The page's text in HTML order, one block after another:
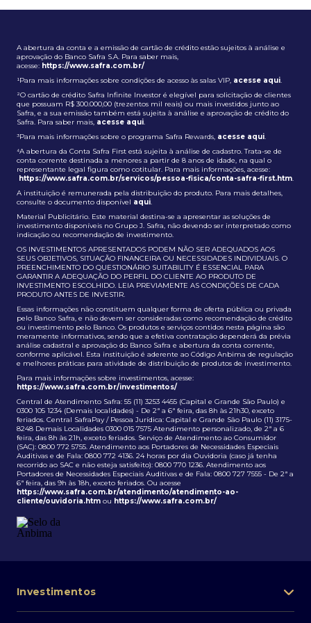
A abertura da conta e a emissão de cartão de crédito estão sujeitos à análise e
aprovação do Banco Safra S.A. Para saber mais,
acesse: https://www.safra.com.br/
¹Para mais informações sobre condições de acesso às salas VIP, acesse aqui.
²O cartão de crédito Safra Infinite Investor é elegível para solicitação de clientes
que possuam R$ 300.000,00 (trezentos mil reais) ou mais investidos junto ao
Safra, e a sua emissão também está sujeita à análise e aprovação de crédito do
Safra. Para saber mais, acesse aqui.
³Para mais informações sobre o programa Safra Rewards, acesse aqui.
⁴A abertura da Conta Safra First está sujeita à análise de cadastro. Trata-se de
conta corrente destinada a menores a partir de 8 anos de idade, na qual o
representante legal figura como cotitular. Para mais informações, acesse:
https://www.safra.com.br/servicos/pessoa-fisica/conta-safra-first.htm.
A instituição é remunerada pela distribuição do produto. Para mais detalhes,
consulte o documento disponível aqui.
Material Publicitário. Este material destina-se a apresentar as soluções de
investimento disponíveis no Grupo J. Safra, não devendo ser interpretado como
indicação ou recomendação de investimento.
OS INVESTIMENTOS APRESENTADOS PODEM NÃO SER ADEQUADOS AOS
SEUS OBJETIVOS, SITUAÇÃO FINANCEIRA OU NECESSIDADES INDIVIDUAIS. O
PREENCHIMENTO DO QUESTIONÁRIO SUITABILITY É ESSENCIAL PARA
GARANTIR A ADEQUAÇÃO DO PERFIL DO CLIENTE AO PRODUTO DE
INVESTIMENTO ESCOLHIDO. LEIA PREVIAMENTE AS CONDIÇÕES DE CADA
PRODUTO ANTES DE INVESTIR.
Essas informações não constituem qualquer forma de oferta pública ou privada
pelo Banco Safra, e não devem ser consideradas como recomendação de crédito
ou investimento pelo Banco. Os produtos e serviços contidos nesta página são
meramente informativos, sendo que a efetiva contratação dependerá da prévia
análise cadastral e aprovação do Banco Safra e abertura da conta corrente,
conforme aplicável. Esta instituição é aderente ao Código Anbima de regulação
e melhores práticas para atividade de distribuição de produtos de investimento.
Para mais informações sobre investimentos, acesse:
https://www.safra.com.br/investimentos/
Central de Atendimento Safra: 55 (11) 3253 4455 (Capital e Grande São Paulo) e
0300 105 1234 (Demais localidades) - De 2ª a 6ª feira, das 8h às 21h30, exceto
feriados. Central SafraPay / Pessoa Jurídica: Capital e Grande São Paulo (11) 3175-
8248 Demais Localidades 0300 015 7575 Atendimento personalizado, de 2ª a 6
feira, das 8h às 21h, exceto feriados. Serviço de Atendimento ao Consumidor
(SAC): 0800 772 5755. Atendimento aos Portadores de Necessidades Especiais
Auditivas e de Fala: 0800 772 4136. 24 horas por dia Ouvidoria (caso já tenha
recorrido ao SAC e não esteja satisfeito): 0800 770 1236. Atendimento aos
Portadores de Necessidades Especiais Auditivas e de Fala: 0800 727 7555 - De 2ª a
6ª feira, das 9h às 18h, exceto feriados. Ou acesse
https://www.safra.com.br/atendimento/atendimento-ao-
cliente/ouvidoria.htm ou https://www.safra.com.br/
Investimentos